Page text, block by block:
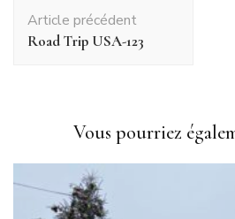
d'article
Article précédent
Road Trip USA-123
Vous pourriez